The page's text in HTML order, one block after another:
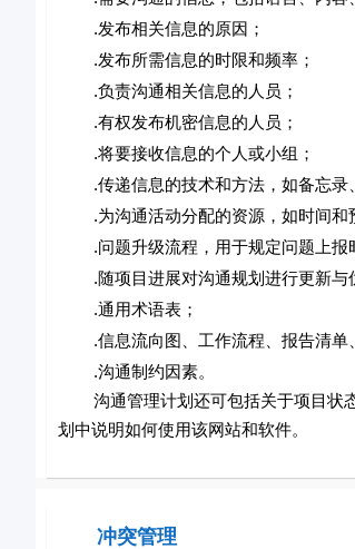
.发布相关信息的原因；
.发布所需信息的时限和频率；
.负责沟通相关信息的人员；
.有权发布机密信息的人员；
.将要接收信息的个人或小组；
.传递信息的技术和方法，如备忘录
.为沟通活动分配的资源，如时间和
.问题升级流程，用于规定问题上报
.随项目进展对沟通规划进行更新与
.通用术语表；
.信息流向图、工作流程、报告清单
.沟通制约因素。
沟通管理计划还可包括关于项目状态
划中说明如何使用该网站和软件。
冲突管理